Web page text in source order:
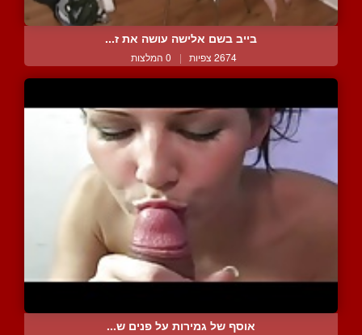
בייב בשם אלישה עושה את ז...
2674 צפיות | 0 המלצות
אוסף של גמירות על פנים ש...